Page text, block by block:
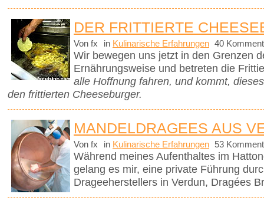
DER FRITTIERTE
Von fx in Kulinarische Erfahrungen 40
Wir bewegen uns jetzt in den Grenzen
Ernährungsweise und betreten die
alle Hoffnung fahren, und kommt,
den frittierten Cheeseburger.
MANDELDRAGEES AUS
Von fx in Kulinarische Erfahrungen 53
Während meines Aufenthaltes im
gelang es mir, eine private Führung
Drageeherstellers in Verdun, Dragées